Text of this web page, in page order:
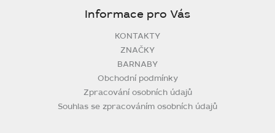
Informace pro Vás
KONTAKTY
ZNAČKY
BARNABY
Obchodní podmínky
Zpracování osobních údajů
Souhlas se zpracováním osobních údajů